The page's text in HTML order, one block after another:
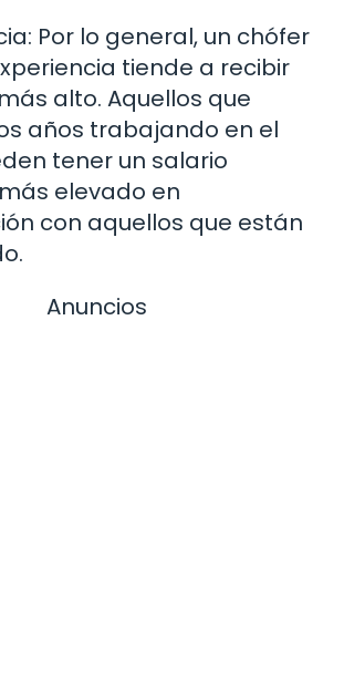
Por lo general, un chófer
tiende a recibir
alto. Aquellos que
años trabajando en el
tener un salario
elevado en
con aquellos que están
Anuncios